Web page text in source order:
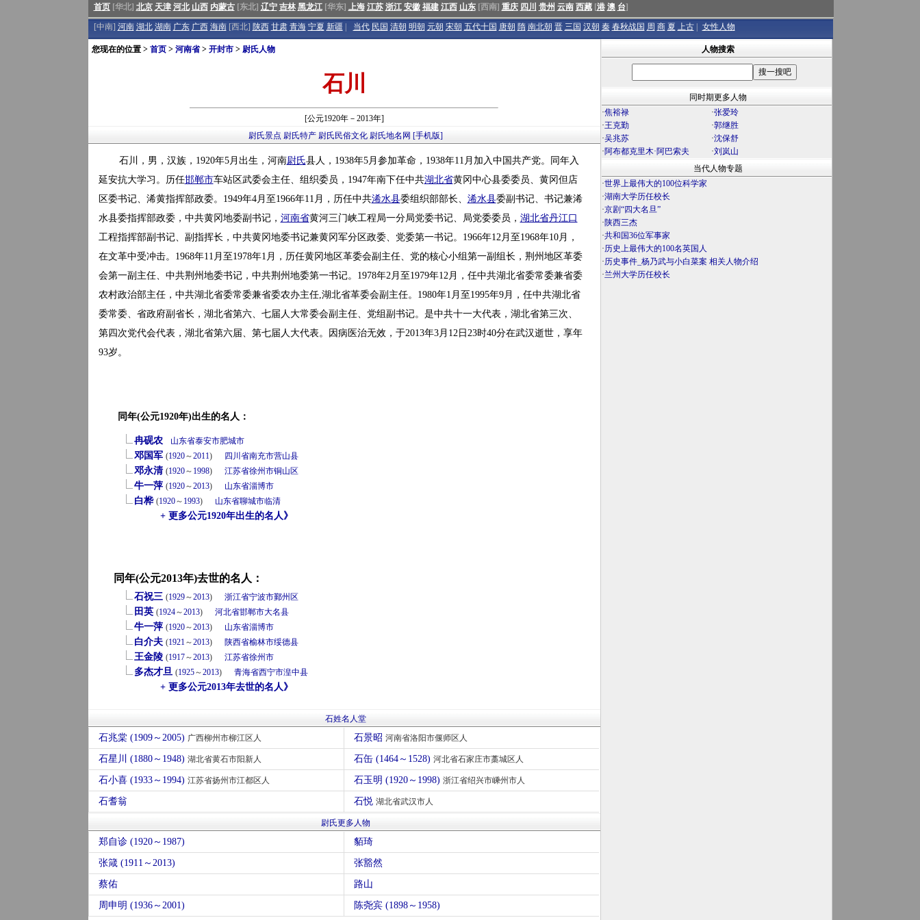
首页[华北] 北京 天津 河北 山西 内蒙古[东北] 辽宁 吉林 黑龙江[华东] 上海 江苏 浙江 安徽 福建 江西 山东[西南] 重庆 四川 贵州 云南 西藏[港 澳 台]
[中南] 河南 湖北 湖南 广东 广西 海南[西北] 陕西 甘肃 青海 宁夏 新疆 当代 民国 清朝 明朝 元朝 宋朝 五代十国 唐朝 隋 南北朝 晋 三国 汉朝 秦 春秋战国 周 商 夏 上古 女性人物
您现在的位置 > 首页> 河南省> 开封市> 尉氏人物
石川
[公元1920年－2013年]
尉氏景点 尉氏特产 尉氏民俗文化 尉氏地名网 [手机版]
石川，男，汉族，1920年5月出生，河南尉氏县人，1938年5月参加革命，1938年11月加入中国共产党。同年入
延安抗大学习。历任邯郸市车站区武委会主任、组织委员，1947年南下任中共湖北省黄冈中心县委委员、黄冈但店
区委书记、浠黄指挥部政委。1949年4月至1966年11月，历任中共浠水县委组织部部长、 浠水县委副书记、书记兼浠
水县委指挥部政委，中共黄冈地委副书记， 河南省黄河三门峡工程局一分局党委书记、局党委委员， 湖北省丹江口
工程指挥部副书记、副指挥长，中共黄冈地委书记兼黄冈军分区政委、党委第一书记。1966年12月至1968年10月，
在文革中受冲击。1968年11月至1978年1月，历任黄冈地区革委会副主任、党的核心小组第一副组长，荆州地区革委
会第一副主任、中共荆州地委书记，中共荆州地委第一书记。1978年2月至1979年12月，任中共湖北省委常委兼省委
农村政治部主任，中共湖北省委常委兼省委农办主任,湖北省革委会副主任。1980年1月至1995年9月，任中共湖北省
委常委、省政府副省长，湖北省第六、七届人大常委会副主任、党组副书记。是中共十一大代表，湖北省第三次、
第四次党代会代表，湖北省第六届、第七届人大代表。因病医治无效，于2013年3月12日23时40分在武汉逝世，享年
93岁。
同年(公元1920年)出生的名人：
冉砚农 山东省泰安市肥城市
邓国军 (1920～2011) 四川省南充市营山县
邓永清 (1920～ 1998) 江苏省徐州市铜山区
牛一萍 (1920～2013) 山东省淄博市
白桦 (1920～ 1993) 山东省聊城市临清
+ 更多公元1920年出生的名人》
同年(公元2013年)去世的名人：
石祝三 (1929～2013) 浙江省宁波市鄞州区
田英 (1924～2013) 河北省邯郸市大名县
牛一萍 (1920～2013) 山东省淄博市
白介夫 (1921～2013) 陕西省榆林市绥德县
王金陵 (1917～2013) 江苏省徐州市
多杰才旦 (1925～2013) 青海省西宁市湟中县
+ 更多公元2013年去世的名人》
石姓名人堂
石兆棠 (1909～2005) 广西柳州市柳江区人 石景昭 河南省洛阳市偃师区人
石星川 (1880～1948) 湖北省黄石市阳新人 石缶 (1464～1528) 河北省石家庄市藁城区人
石小喜 (1933～1994) 江苏省扬州市江都区人 石玉明 (1920～1998) 浙江省绍兴市嵊州市人
石耆翁 石悦 湖北省武汉市人
尉氏更多人物
郑自诊 (1920～1987) 貊琦
张箴 (1911～2013) 张豁然
蔡佑 路山
周申明 (1936～2001) 陈尧宾 (1898～1958)
人物搜索
同时期更多人物
·焦裕禄 ·张爱玲
·王克勤 ·郭继胜
·吴兆苏 ·沈保舒
·阿布都克里木·阿巴索夫 ·刘岚山
当代人物专题
·世界上最伟大的100位科学家
·湖南大学历任校长
·京剧“四大名旦”
·陕西三杰
·共和国36位军事家
·历史上最伟大的100名英国人
·历史事件_杨乃武与小白菜案 相关人物介绍
·兰州大学历任校长